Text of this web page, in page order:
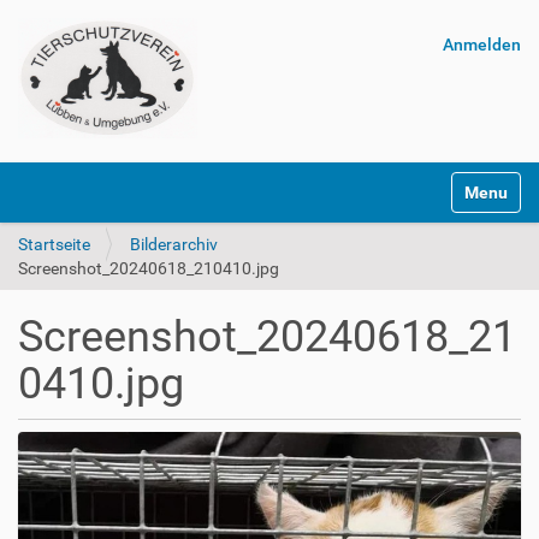
Anmelden
Startseite
Bilderarchiv
Screenshot_20240618_210410.jpg
Screenshot_20240618_21
0410.jpg